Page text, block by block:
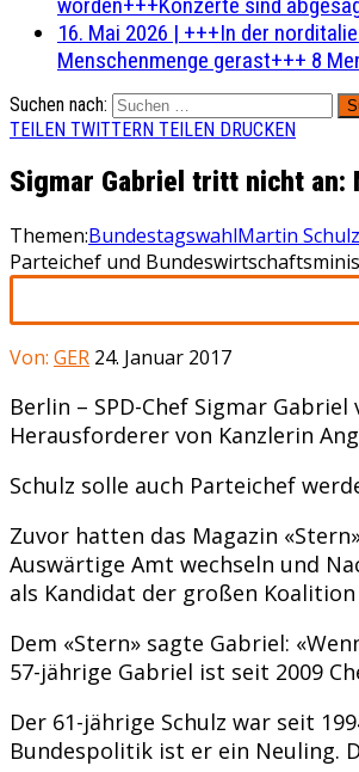
16. Mai 2026 | +++In der
Menschenmenge gerast+++ 8
Suchen nach:
TEILEN TWITTERN TEILEN DRUCKEN
Sigmar Gabriel tritt nicht an:
Themen:BundestagswahlMartin Schulz
Parteichef und
Von: GER 24. Januar 2017
Berlin – SPD-Chef Sigmar
Herausforderer von Kanzlerin
Schulz solle auch Parteichef
Zuvor hatten das Magazin
Auswärtige Amt wechseln und
als Kandidat der großen Koalition
Dem «Stern» sagte Gabriel:
57-jährige Gabriel ist seit 2009
Der 61-jährige Schulz war seit
Bundespolitik ist er ein Neuling.